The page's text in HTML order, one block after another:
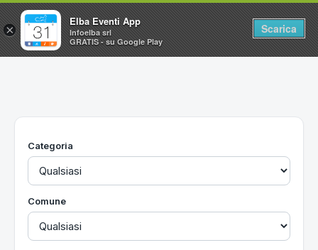
Home
Utilità
Categoria
Comune
×
Elba Eventi App
Infoelba srl
GRATIS - su Google Play
Scarica